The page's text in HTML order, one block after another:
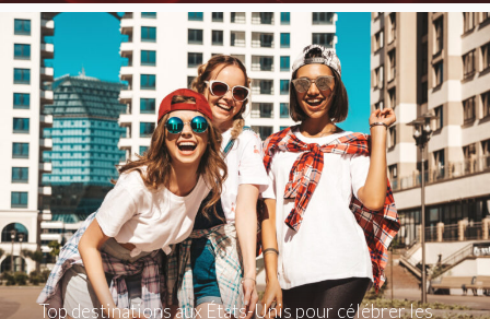
Top destinations aux États-Unis pour célébrer les